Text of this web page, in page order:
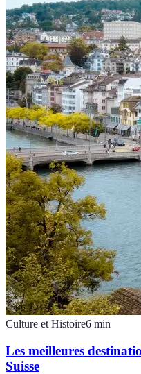
Culture et Histoire6 min
Les meilleures
Suisse